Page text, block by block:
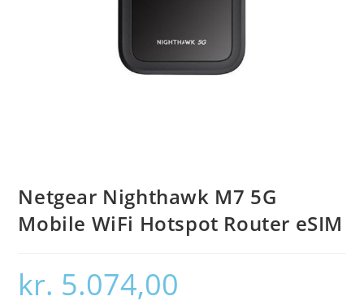
Netgear Nighthawk M7 5G
Mobile WiFi Hotspot Router eSIM
kr. 5.074,00